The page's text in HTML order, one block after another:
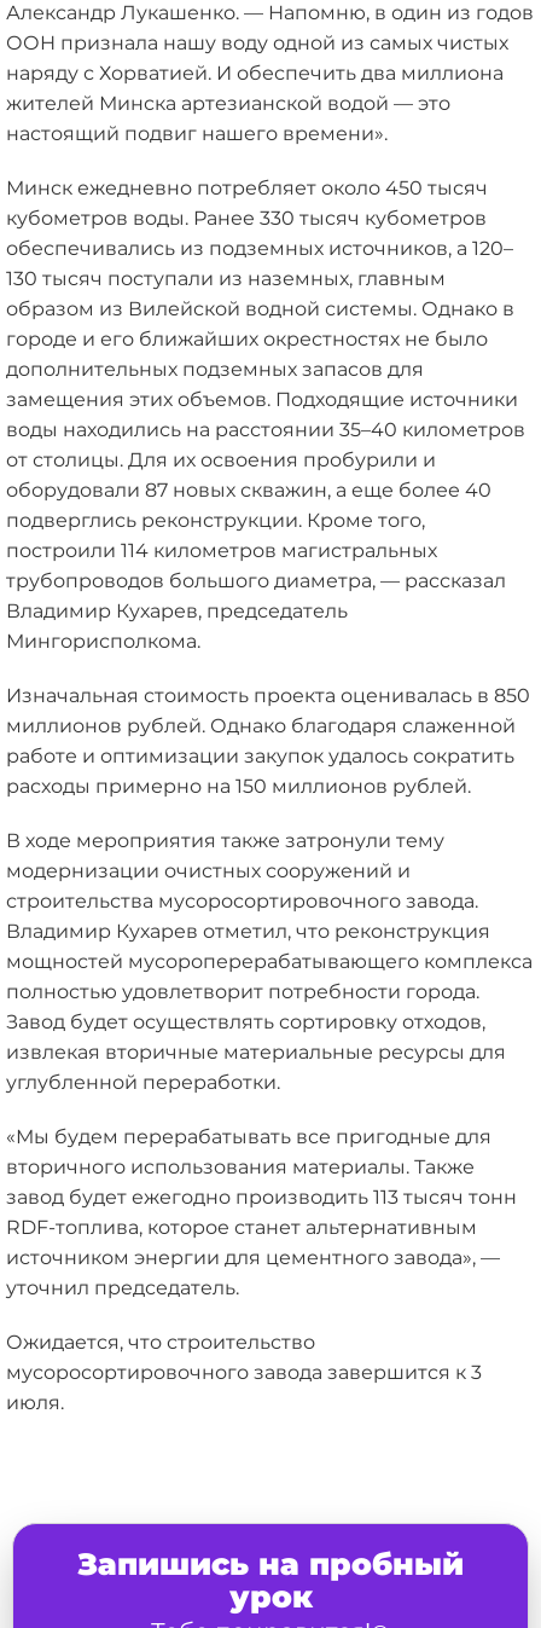
Александр Лукашенко. — Напомню, в один из годов
ООН признала нашу воду одной из самых чистых
наряду с Хорватией. И обеспечить два миллиона
жителей Минска артезианской водой — это
настоящий подвиг нашего времени».
Минск ежедневно потребляет около 450 тысяч
кубометров воды. Ранее 330 тысяч кубометров
обеспечивались из подземных источников, а 120–
130 тысяч поступали из наземных, главным
образом из Вилейской водной системы. Однако в
городе и его ближайших окрестностях не было
дополнительных подземных запасов для
замещения этих объемов. Подходящие источники
воды находились на расстоянии 35–40 километров
от столицы. Для их освоения пробурили и
оборудовали 87 новых скважин, а еще более 40
подверглись реконструкции. Кроме того,
построили 114 километров магистральных
трубопроводов большого диаметра, — рассказал
Владимир Кухарев, председатель
Мингорисполкома.
Изначальная стоимость проекта оценивалась в 850
миллионов рублей. Однако благодаря слаженной
работе и оптимизации закупок удалось сократить
расходы примерно на 150 миллионов рублей.
В ходе мероприятия также затронули тему
модернизации очистных сооружений и
строительства мусоросортировочного завода.
Владимир Кухарев отметил, что реконструкция
мощностей мусороперерабатывающего комплекса
полностью удовлетворит потребности города.
Завод будет осуществлять сортировку отходов,
извлекая вторичные материальные ресурсы для
углубленной переработки.
«Мы будем перерабатывать все пригодные для
вторичного использования материалы. Также
завод будет ежегодно производить 113 тысяч тонн
RDF-топлива, которое станет альтернативным
источником энергии для цементного завода», —
уточнил председатель.
Ожидается, что строительство
мусоросортировочного завода завершится к 3
июля.
Запишись на пробный
урок